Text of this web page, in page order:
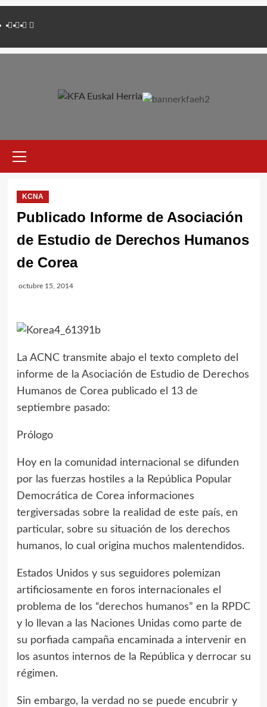
alTwitter
YouTube
Telegram
Facebook
primario
KCNA
Publicado Informe de Asociación
de Estudio de Derechos Humanos
de Corea
octubre 15, 2014
La ACNC transmite abajo el texto completo del
informe de la Asociación de Estudio de Derechos
Humanos de Corea publicado el 13 de
septiembre pasado:
Prólogo
Hoy en la comunidad internacional se difunden
por las fuerzas hostiles a la República Popular
Democrática de Corea informaciones
tergiversadas sobre la realidad de este país, en
particular, sobre su situación de los derechos
humanos, lo cual origina muchos malentendidos.
Estados Unidos y sus seguidores polemizan
artificiosamente en foros internacionales el
problema de los “derechos humanos” en la RPDC
y lo llevan a las Naciones Unidas como parte de
su porfiada campaña encaminada a intervenir en
los asuntos internos de la República y derrocar su
régimen.
Sin embargo, la verdad no se puede encubrir y